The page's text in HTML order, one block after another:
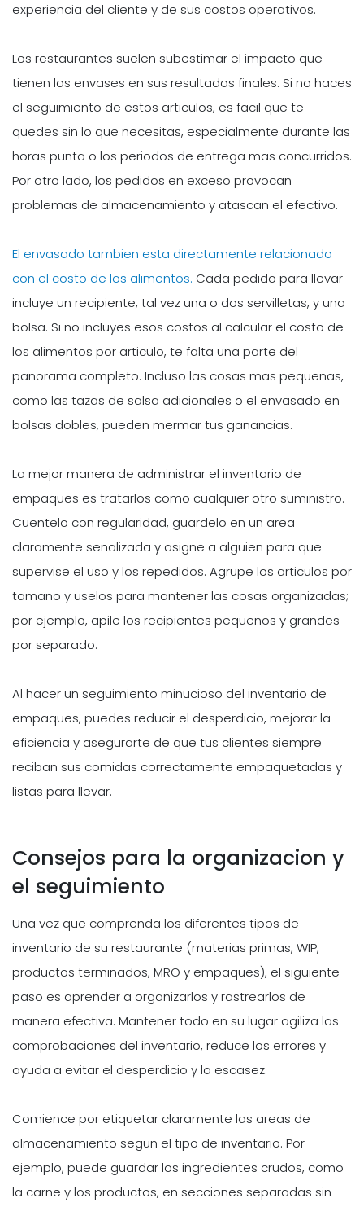
experiencia del cliente y de sus costos operativos.
Los restaurantes suelen subestimar el impacto que
tienen los envases en sus resultados finales. Si no haces
el seguimiento de estos articulos, es facil que te
quedes sin lo que necesitas, especialmente durante las
horas punta o los periodos de entrega mas concurridos.
Por otro lado, los pedidos en exceso provocan
problemas de almacenamiento y atascan el efectivo.
El envasado tambien esta directamente relacionado
con el costo de los alimentos. Cada pedido para llevar
incluye un recipiente, tal vez una o dos servilletas, y una
bolsa. Si no incluyes esos costos al calcular el costo de
los alimentos por articulo, te falta una parte del
panorama completo. Incluso las cosas mas pequenas,
como las tazas de salsa adicionales o el envasado en
bolsas dobles, pueden mermar tus ganancias.
La mejor manera de administrar el inventario de
empaques es tratarlos como cualquier otro suministro.
Cuentelo con regularidad, guardelo en un area
claramente senalizada y asigne a alguien para que
supervise el uso y los repedidos. Agrupe los articulos por
tamano y uselos para mantener las cosas organizadas;
por ejemplo, apile los recipientes pequenos y grandes
por separado.
Al hacer un seguimiento minucioso del inventario de
empaques, puedes reducir el desperdicio, mejorar la
eficiencia y asegurarte de que tus clientes siempre
reciban sus comidas correctamente empaquetadas y
listas para llevar.
Consejos para la organizacion y
el seguimiento
Una vez que comprenda los diferentes tipos de
inventario de su restaurante (materias primas, WIP,
productos terminados, MRO y empaques), el siguiente
paso es aprender a organizarlos y rastrearlos de
manera efectiva. Mantener todo en su lugar agiliza las
comprobaciones del inventario, reduce los errores y
ayuda a evitar el desperdicio y la escasez.
Comience por etiquetar claramente las areas de
almacenamiento segun el tipo de inventario. Por
ejemplo, puede guardar los ingredientes crudos, como
la carne y los productos, en secciones separadas sin